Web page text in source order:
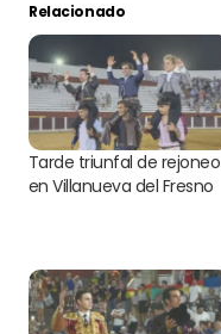
Relacionado
Tarde triunfal de rejoneo
en Villanueva del Fresno